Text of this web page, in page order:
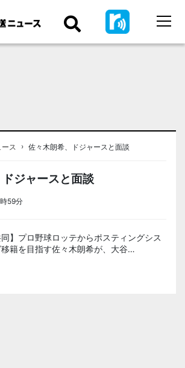
ス › 佐々木朗希、ドジャースと面談
ジャースと面談
59分
同】プロ野球ロッテからポスティングシス
籍を目指す佐々木朗希が、大谷…